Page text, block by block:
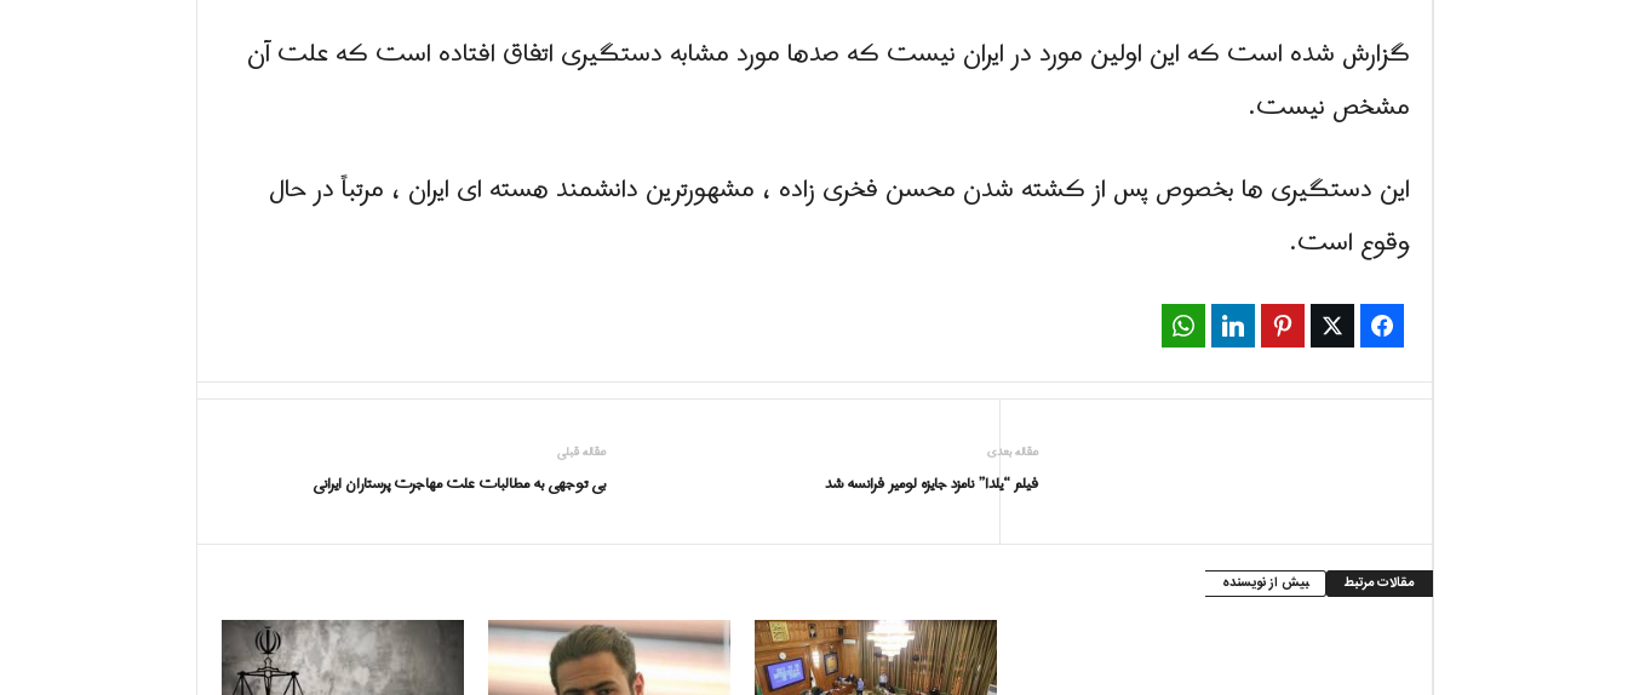
گزارش شده است که این اولین مورد در ایران نیست که صدها مورد مشابه دستگیری اتفاق افتاده است که علت آن
مشخص نیست.
این دستگیری ها بخصوص پس از کشته شدن محسن فخری زاده ، مشهورترین دانشمند هسته ای ایران ، مرتباً در حال
وقوع است.
Facebook
Twitter
Pinterest
LinkedIn
مقاله قبلی
بی توجهی به مطالبات علت مهاجرت پرستاران ایرانی
مقاله بعدی
فیلم “یلدا” نامزد جایزه لومیر فرانسه شد
مقالات مرتبط بیش از نویسنده